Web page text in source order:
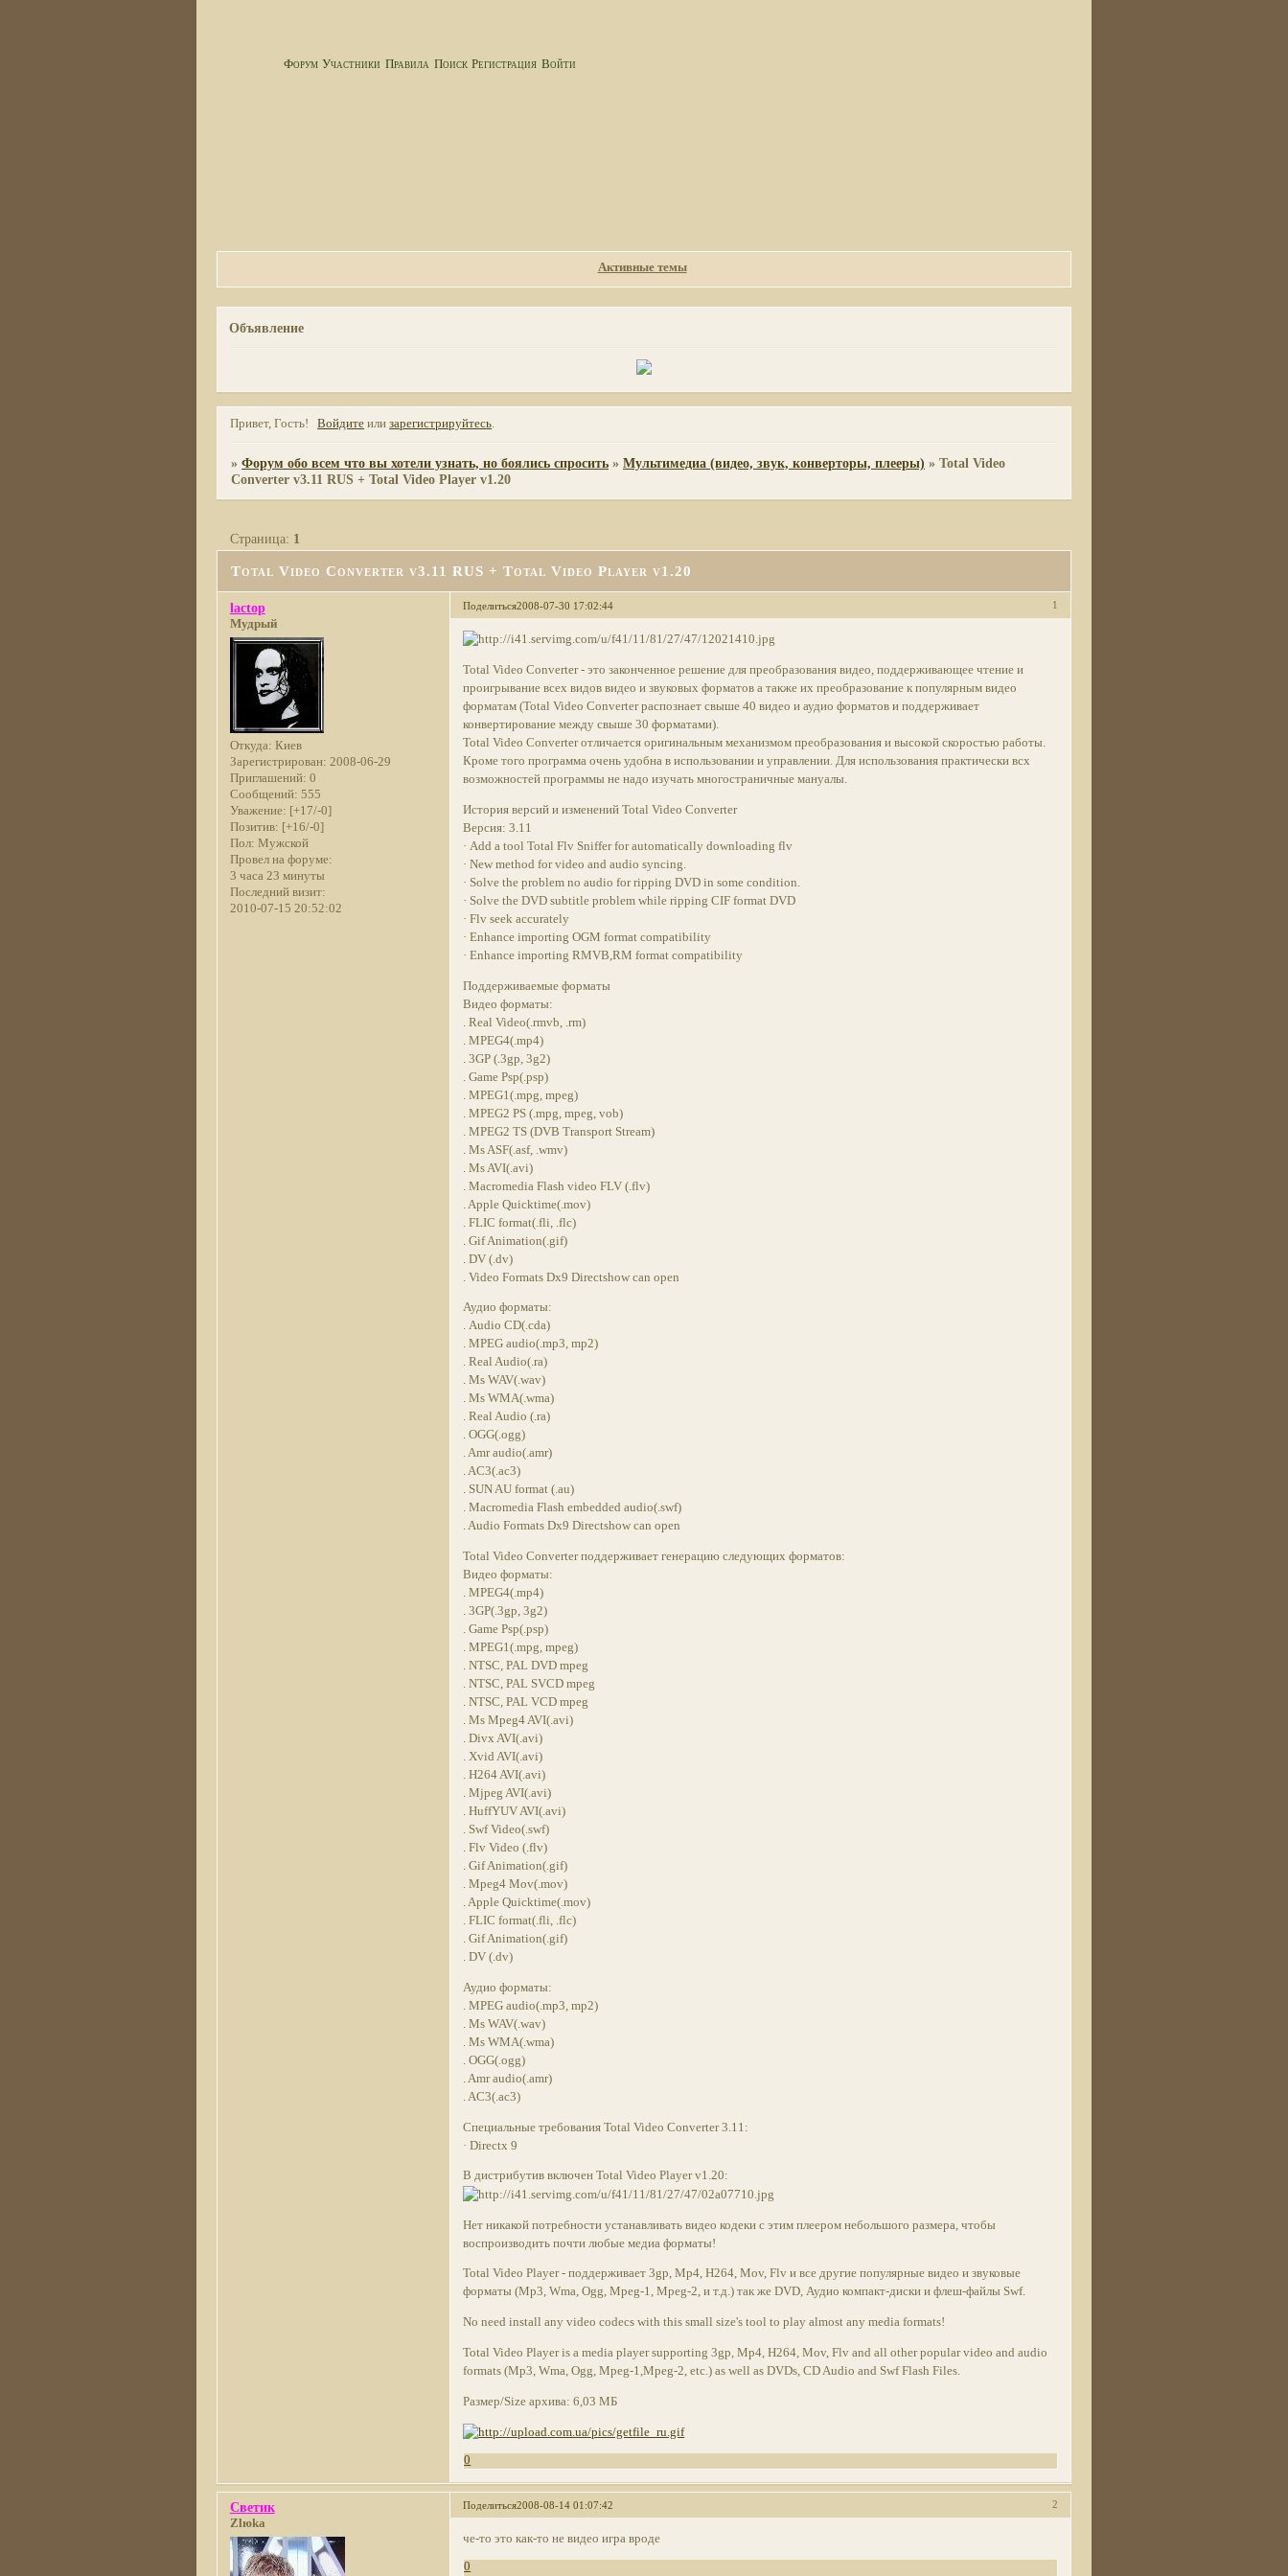
Форум Участники Правила Поиск Регистрация Войти
Активные темы
Объявление
Привет, Гость! Войдите илизарегистрируйтесь.
»Форум обо всем что вы хотели узнать, но боялись спросить »Мультимедиа (видео, звук, конверторы, плееры) »Total Video
Converter v3.11 RUS + Total Video Player v1.20
Total Video Converter v3.11 RUS + Total Video Player v1.20
Страница: 1
Поделиться 1
2008-07-30 17:02:44
lactop
Мудрый
Откуда: Киев
Зарегистрирован: 2008-06-29
Приглашений: 0
Сообщений: 555
Уважение: [+17/-0]
Позитив: [+16/-0]
Пол: Мужской
Провел на форуме:
3 часа 23 минуты
Последний визит:
2010-07-15 20:52:02
Total Video Converter - это законченное решение для преобразования видео, поддерживающее чтение и
проигрывание всех видов видео и звуковых форматов а также их преобразование к популярным видео
форматам (Total Video Converter распознает свыше 40 видео и аудио форматов и поддерживает
конвертирование между свыше 30 форматами).
Total Video Converter отличается оригинальным механизмом преобразования и высокой скоростью работы.
Кроме того программа очень удобна в использовании и управлении. Для использования практически всх
возможностей программы не надо изучать многостраничные мануалы.
История версий и изменений Total Video Converter
Версия: 3.11
· Add a tool Total Flv Sniffer for automatically downloading flv
· New method for video and audio syncing.
· Solve the problem no audio for ripping DVD in some condition.
· Solve the DVD subtitle problem while ripping CIF format DVD
· Flv seek accurately
· Enhance importing OGM format compatibility
· Enhance importing RMVB,RM format compatibility
Поддерживаемые форматы
Видео форматы:
. Real Video(.rmvb, .rm)
. MPEG4(.mp4)
. 3GP (.3gp, 3g2)
. Game Psp(.psp)
. MPEG1(.mpg, mpeg)
. MPEG2 PS (.mpg, mpeg, vob)
. MPEG2 TS (DVB Transport Stream)
. Ms ASF(.asf, .wmv)
. Ms AVI(.avi)
. Macromedia Flash video FLV (.flv)
. Apple Quicktime(.mov)
. FLIC format(.fli, .flc)
. Gif Animation(.gif)
. DV (.dv)
. Video Formats Dx9 Directshow can open
Аудио форматы:
. Audio CD(.cda)
. MPEG audio(.mp3, mp2)
. Real Audio(.ra)
. Ms WAV(.wav)
. Ms WMA(.wma)
. Real Audio (.ra)
. OGG(.ogg)
. Amr audio(.amr)
. AC3(.ac3)
. SUN AU format (.au)
. Macromedia Flash embedded audio(.swf)
. Audio Formats Dx9 Directshow can open
Total Video Converter поддерживает генерацию следующих форматов:
Видео форматы:
. MPEG4(.mp4)
. 3GP(.3gp, 3g2)
. Game Psp(.psp)
. MPEG1(.mpg, mpeg)
. NTSC, PAL DVD mpeg
. NTSC, PAL SVCD mpeg
. NTSC, PAL VCD mpeg
. Ms Mpeg4 AVI(.avi)
. Divx AVI(.avi)
. Xvid AVI(.avi)
. H264 AVI(.avi)
. Mjpeg AVI(.avi)
. HuffYUV AVI(.avi)
. Swf Video(.swf)
. Flv Video (.flv)
. Gif Animation(.gif)
. Mpeg4 Mov(.mov)
. Apple Quicktime(.mov)
. FLIC format(.fli, .flc)
. Gif Animation(.gif)
. DV (.dv)
Аудио форматы:
. MPEG audio(.mp3, mp2)
. Ms WAV(.wav)
. Ms WMA(.wma)
. OGG(.ogg)
. Amr audio(.amr)
. AC3(.ac3)
Специальные требования Total Video Converter 3.11:
· Directx 9
В дистрибутив включен Total Video Player v1.20:
Нет никакой потребности устанавливать видео кодеки с этим плеером небольшого размера, чтобы
воспроизводить почти любые медиа форматы!
Total Video Player - поддерживает 3gp, Mp4, H264, Mov, Flv и все другие популярные видео и звуковые
форматы (Mp3, Wma, Ogg, Mpeg-1, Mpeg-2, и т.д.) так же DVD, Аудио компакт-диски и флеш-файлы Swf.
No need install any video codecs with this small size's tool to play almost any media formats!
Total Video Player is a media player supporting 3gp, Mp4, H264, Mov, Flv and all other popular video and audio
formats (Mp3, Wma, Ogg, Mpeg-1,Mpeg-2, etc.) as well as DVDs, CD Audio and Swf Flash Files.
Размер/Size архива: 6,03 МБ
0
Поделиться 2
2008-08-14 01:07:42
Светик
Zlюka
че-то это как-то не видео игра вроде
0